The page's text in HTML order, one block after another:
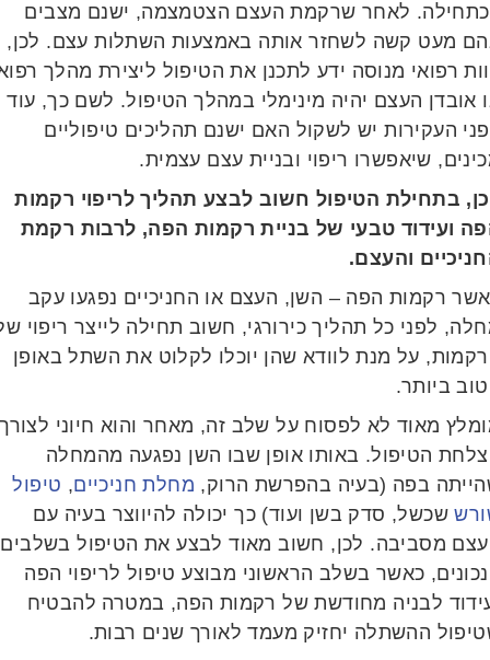
לאחר שרקמת העצם הצטמצמה, ישנם מצבים
מעט קשה לשחזר אותה באמצעות השתלות עצם. לכן,
רפואי מנוסה ידע לתכנן את הטיפול ליצירת מהלך רפואי
אובדן העצם יהיה מינימלי במהלך הטיפול. לשם כך, עוד
העקירות יש לשקול האם ישנם תהליכים טיפוליים
שיאפשרו ריפוי ובניית עצם עצמית.
בתחילת הטיפול חשוב לבצע תהליך לריפוי רקמות
ועידוד טבעי של בניית רקמות הפה, לרבות רקמת
והעצם.
רקמות הפה – השן, העצם או החניכיים נפגעו עקב
לפני כל תהליך כירורגי, חשוב תחילה לייצר ריפוי של
על מנת לוודא שהן יוכלו לקלוט את השתל באופן
ביותר.
מאוד לא לפסוח על שלב זה, מאחר והוא חיוני לצורך
הטיפול. באותו אופן שבו השן נפגעה מהמחלה
בפה (בעיה בהפרשת הרוק,מחלת חניכיים,טיפול
שכשל, סדק בשן ועוד) כך יכולה להיווצר בעיה עם
מסביבה. לכן, חשוב מאוד לבצע את הטיפול בשלבים
כאשר בשלב הראשוני מבוצע טיפול לריפוי הפה
לבניה מחודשת של רקמות הפה, במטרה להבטיח
ההשתלה יחזיק מעמד לאורך שנים רבות.